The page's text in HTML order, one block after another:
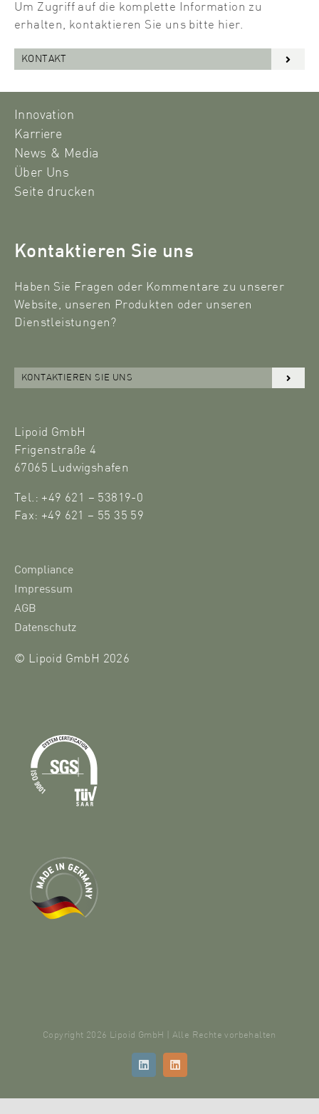
Um Zugriff auf die komplette Information zu
erhalten, kontaktieren Sie uns bitte hier.
KONTAKT
Innovation
Karriere
News & Media
Über Uns
Seite drucken
Kontaktieren Sie uns
Haben Sie Fragen oder Kommentare zu unserer
Website, unseren Produkten oder unseren
Dienstleistungen?
KONTAKTIEREN SIE UNS
Lipoid GmbH
Frigenstraße 4
67065 Ludwigshafen
Tel.: +49 621 – 53819-0
Fax: +49 621 – 55 35 59
Compliance
Impressum
AGB
Datenschutz
© Lipoid GmbH 2026
Copyright 2026 Lipoid GmbH | Alle Rechte vorbehalten
LinkedInLinkedIn